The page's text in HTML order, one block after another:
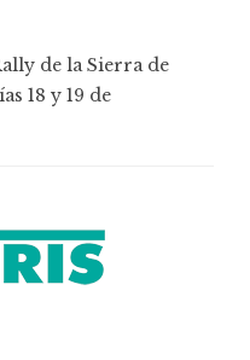
de la Sierra de
18 y 19 de